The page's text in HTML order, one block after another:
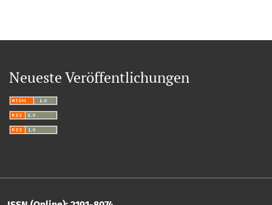
Neueste Veröffentlichungen